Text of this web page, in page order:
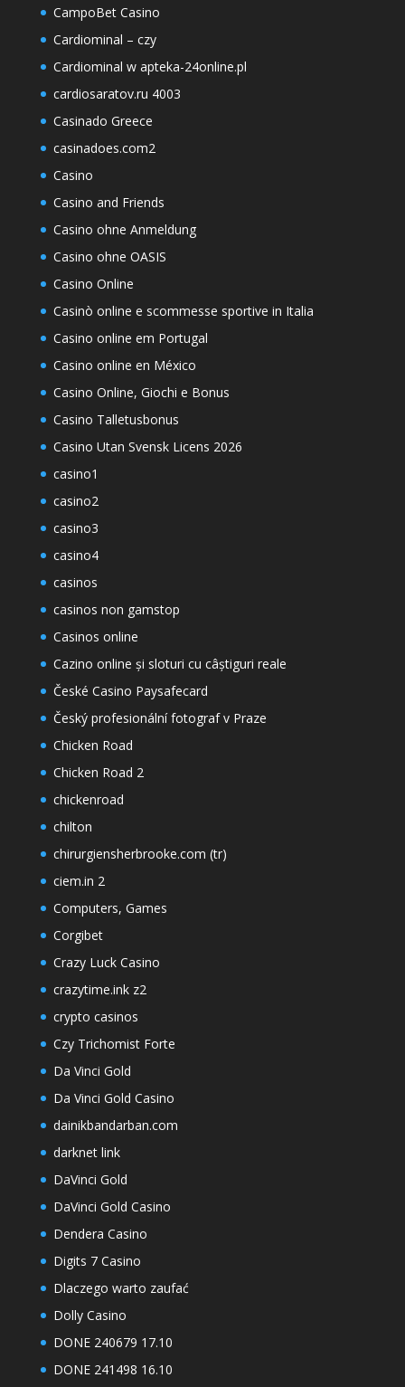
CampoBet Casino
Cardiominal – czy
Cardiominal w apteka-24online.pl
cardiosaratov.ru 4003
Casinado Greece
casinadoes.com2
Casino
Casino and Friends
Casino ohne Anmeldung
Casino ohne OASIS
Casino Online
Casinò online e scommesse sportive in Italia
Casino online em Portugal
Casino online en México
Casino Online, Giochi e Bonus
Casino Talletusbonus
Casino Utan Svensk Licens 2026
casino1
casino2
casino3
casino4
casinos
casinos non gamstop
Casinos online
Cazino online și sloturi cu câștiguri reale
České Casino Paysafecard
Český profesionální fotograf v Praze
Chicken Road
Chicken Road 2
chickenroad
chilton
chirurgiensherbrooke.com (tr)
ciem.in 2
Computers, Games
Corgibet
Crazy Luck Casino
crazytime.ink z2
crypto casinos
Czy Trichomist Forte
Da Vinci Gold
Da Vinci Gold Casino
dainikbandarban.com
darknet link
DaVinci Gold
DaVinci Gold Casino
Dendera Casino
Digits 7 Casino
Dlaczego warto zaufać
Dolly Casino
DONE 240679 17.10
DONE 241498 16.10